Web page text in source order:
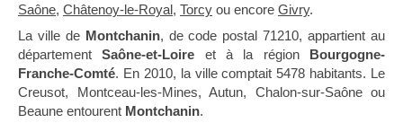
Saône, Châtenoy-le-Royal, Torcy ou encore Givry.
La ville de Montchanin, de code postal 71210, appartient au
départementSaône-et-Loire et à la région Bourgogne-
Franche-Comté. En 2010, la ville comptait 5478 habitants. Le
Creusot, Montceau-les-Mines, Autun, Chalon-sur-Saône ou
Beaune entourent Montchanin.